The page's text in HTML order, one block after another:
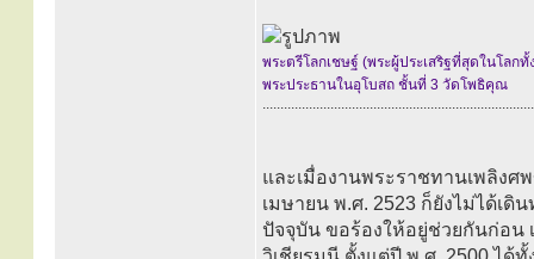
พระตรีโลกเชษฐ์ (พระผู้ประเสริฐที่สุดในโลกทั้
พระประธานในอุโบสถ ชั้นที่ 3 วัดโพธิคุณ
............................................................................
และเมื่องานพระราชทานเพลิง
เมษายน พ.ศ. 2523 ก็ยังไม่ได้เ
ปัจจุบัน ขอร้องให้อยู่ช่วยกันก่อน